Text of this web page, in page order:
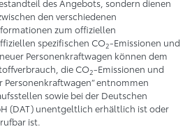
des Angebots, sondern dienen
den verschiedenen
zum offiziellen
spezifischen CO2-Emissionen und
Personenkraftwagen können dem
die CO2-Emissionen und
entnommen
sowie bei der Deutschen
(DAT) unentgeltlich erhältlich ist oder
ist.